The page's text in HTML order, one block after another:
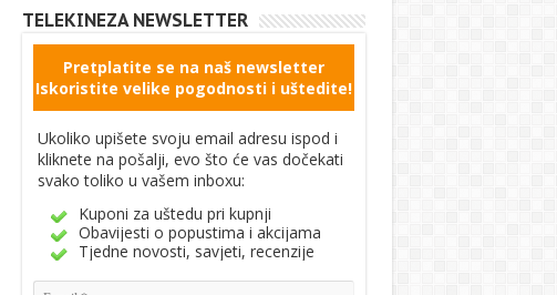
TELEKINEZA NEWSLETTER
Pretplatite se na naš newsletter
Iskoristite velike pogodnosti i uštedite!
Ukoliko upišete svoju email adresu ispod i
kliknete na pošalji, evo što će vas dočekati
svako toliko u vašem inboxu:
Kuponi za uštedu pri kupnji
Obavijesti o popustima i akcijama
Tjedne novosti, savjeti, recenzije